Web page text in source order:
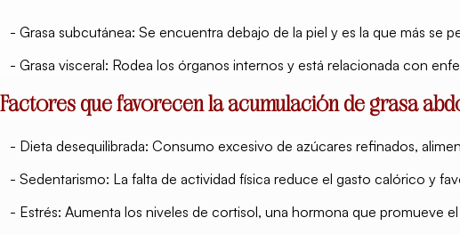
- Grasa subcutánea: Se encuentra debajo de la piel y es la que más se
- Grasa visceral: Rodea los órganos internos y está relacionada con
Factores que favorecen la acumulación de grasa
- Dieta desequilibrada: Consumo excesivo de azúcares refinados,
- Sedentarismo: La falta de actividad física reduce el gasto calórico y
- Estrés: Aumenta los niveles de cortisol, una hormona que promueve